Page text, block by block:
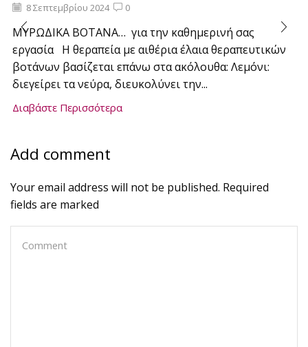
8 Σεπτεμβρίου 2024 0
ΜΥΡΩΔΙΚΑ ΒΟΤΑΝΑ… για την καθημερινή σας
εργασία Η θεραπεία με αιθέρια έλαια θεραπευτικών
βοτάνων βασίζεται επάνω στα ακόλουθα: Λεμόνι:
διεγείρει τα νεύρα, διευκολύνει την...
Διαβάστε Περισσότερα
Add comment
Your email address will not be published. Required
fields are marked